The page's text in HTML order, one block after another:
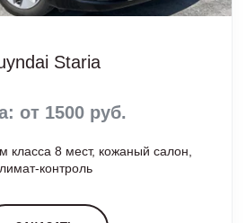
Staria
от 1500 руб.
класса 8 мест, кожаный салон,
контроль